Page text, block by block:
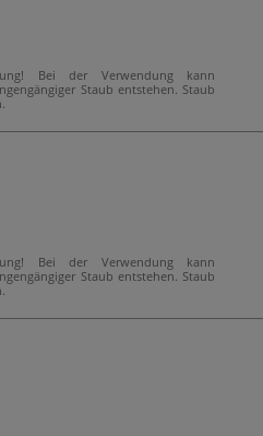
Bei der Verwendung kann
Staub entstehen. Staub
Bei der Verwendung kann
Staub entstehen. Staub